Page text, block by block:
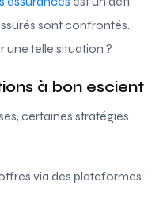
sont confrontés.
une telle situation ?
à bon escient
certaines stratégies
via des plateformes